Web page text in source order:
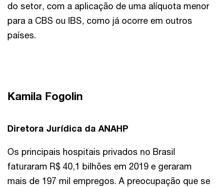
do setor, com a aplicação de uma alíquota menor
para a CBS ou IBS, como já ocorre em outros
países.
Kamila Fogolin
Diretora Jurídica da ANAHP
Os principais hospitais privados no Brasil
faturaram R$ 40,1 bilhões em 2019 e geraram
mais de 197 mil empregos. A preocupação que se